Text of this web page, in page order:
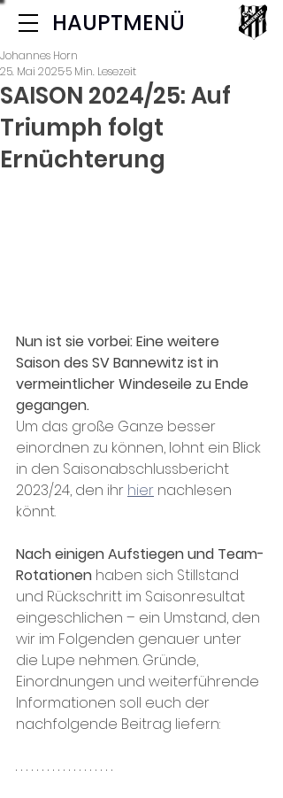
HAUPTMENÜ
SAISON 2024/25: Auf
Triumph folgt
Ernüchterung
Johannes Horn
25. Mai 20255 Min. Lesezeit
Nun ist sie vorbei:Eine weitere
Saison des SV Bannewitz ist in
vermeintlicher Windeseile zu Ende
gegangen.
Um das große Ganze besser
einordnen zu können, lohnt ein Blick
in den Saisonabschlussbericht
2023/24, den ihr hier nachlesen
könnt.
Nach einigenAufstiegen und Team-
Rotationen haben sich Stillstand
und Rückschritt im Saisonresultat
eingeschlichen – ein Umstand, den
wir im Folgenden genauer unter
die Lupe nehmen. Gründe,
Einordnungen und weiterführende
Informationen soll euch der
nachfolgende Beitrag liefern: